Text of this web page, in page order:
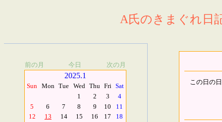
A氏のきまぐれ日
前の月 今日 次の月
2025.1
Sun Mon Tue Wed Thu Fri Sat
1
2 3
4
5
6 7 8 9 10
11
12
13 14 15 16 17
18
この日の